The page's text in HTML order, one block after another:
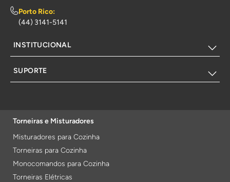
Porto Rico:
(44) 3141-5141
INSTITUCIONAL
SUPORTE
Torneiras e Misturadores
Misturadores para Cozinha
Torneiras para Cozinha
Monocomandos para Cozinha
Torneiras Elétricas